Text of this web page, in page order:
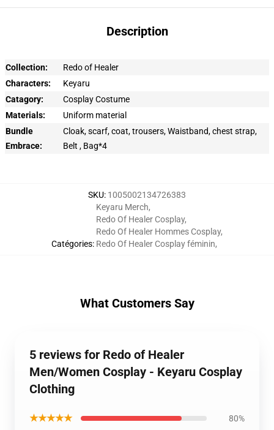
Description
Collection:
Redo of Healer
Characters:
Keyaru
Catagory:
Cosplay Costume
Materials:
Uniform material
Bundle
Embrace:
Cloak, scarf, coat, trousers, Waistband, chest strap,
Belt , Bag*4
SKU: 1005002134726383
Catégories:
Keyaru Merch,
Redo Of Healer Cosplay,
Redo Of Healer Hommes Cosplay,
Redo Of Healer Cosplay féminin,
What Customers Say
5 reviews for Redo of Healer
Men/Women Cosplay - Keyaru Cosplay
Clothing
★★★★★ 80%